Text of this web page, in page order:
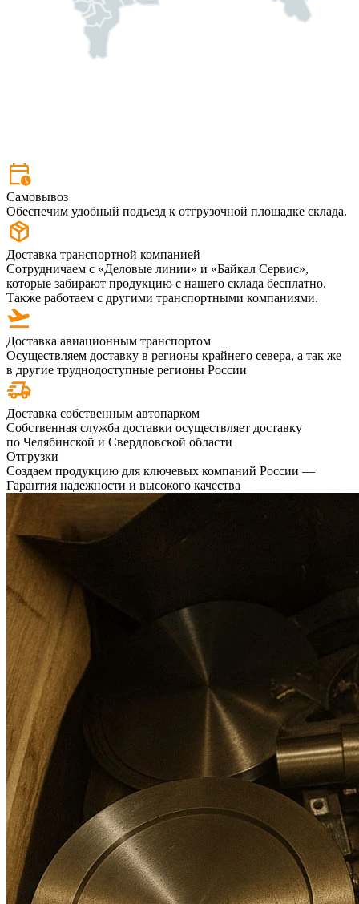
Самовывоз
Обеспечим удобный подъезд к отгрузочной площадке склада.
Доставка транспортной компанией
Сотрудничаем с «Деловые линии» и «Байкал Сервис»,
которые забирают продукцию с нашего склада бесплатно.
Также работаем с другими транспортными компаниями.
Доставка авиационным транспортом
Осуществляем доставку в регионы крайнего севера, а так же
в другие труднодоступные регионы России
Доставка собственным автопарком
Собственная служба доставки осуществляет доставку
по Челябинской и Свердловской области
Отгрузки
Создаем продукцию для ключевых компаний России —
Гарантия надежности и высокого качества